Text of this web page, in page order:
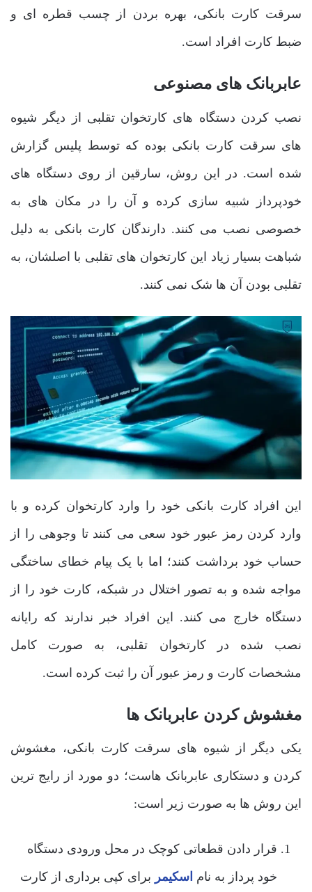
سرقت کارت بانکی، بهره بردن از چسب قطره ای و
ضبط کارت افراد است.
عابربانک های مصنوعی
نصب کردن دستگاه های کارتخوان تقلبی از دیگر شیوه
های سرقت کارت بانکی بوده که توسط پلیس گزارش
شده است. در این روش، سارقین از روی دستگاه های
خودپرداز شبیه سازی کرده و آن را در مکان های به
خصوصی نصب می کنند. دارندگان کارت بانکی به دلیل
شباهت بسیار زیاد این کارتخوان های تقلبی با اصلشان، به
تقلبی بودن آن ها شک نمی کنند.
این افراد کارت بانکی خود را وارد کارتخوان کرده و با
وارد کردن رمز عبور خود سعی می کنند تا وجوهی را از
حساب خود برداشت کنند؛ اما با یک پیام خطای ساختگی
مواجه شده و به تصور اختلال در شبکه، کارت خود را از
دستگاه خارج می کنند. این افراد خبر ندارند که رایانه
نصب شده در کارتخوان تقلبی، به صورت کامل
مشخصات کارت و رمز عبور آن را ثبت کرده است.
مغشوش کردن عابربانک ها
یکی دیگر از شیوه های سرقت کارت بانکی، مغشوش
کردن و دستکاری عابربانک هاست؛ دو مورد از رایج ترین
این روش ها به صورت زیر است:
قرار دادن قطعاتی کوچک در محل ورودی دستگاه
خود پرداز به نام اسکیمر برای کپی برداری از کارت